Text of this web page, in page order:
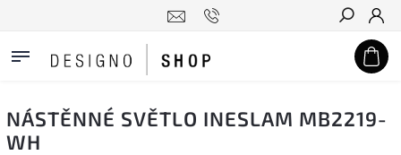
Hledat
NÁSTĚNNÉ SVĚTLO INESLAM MB2219-
WH